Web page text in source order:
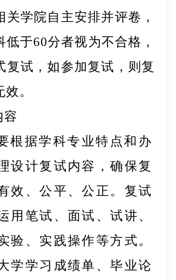
关学院自主安排并评卷，
低于60分者视为不合格，
复试，如参加复试，则复
。
容
根据学科专业特点和办
设计复试内容，确保复
效、公平、公正。复试
用笔试、面试、试讲、
验、实践操作等方式。
学学习成绩单、毕业论